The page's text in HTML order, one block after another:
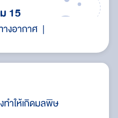
15
งอากาศ
ทำให้เกิดมลพิษ